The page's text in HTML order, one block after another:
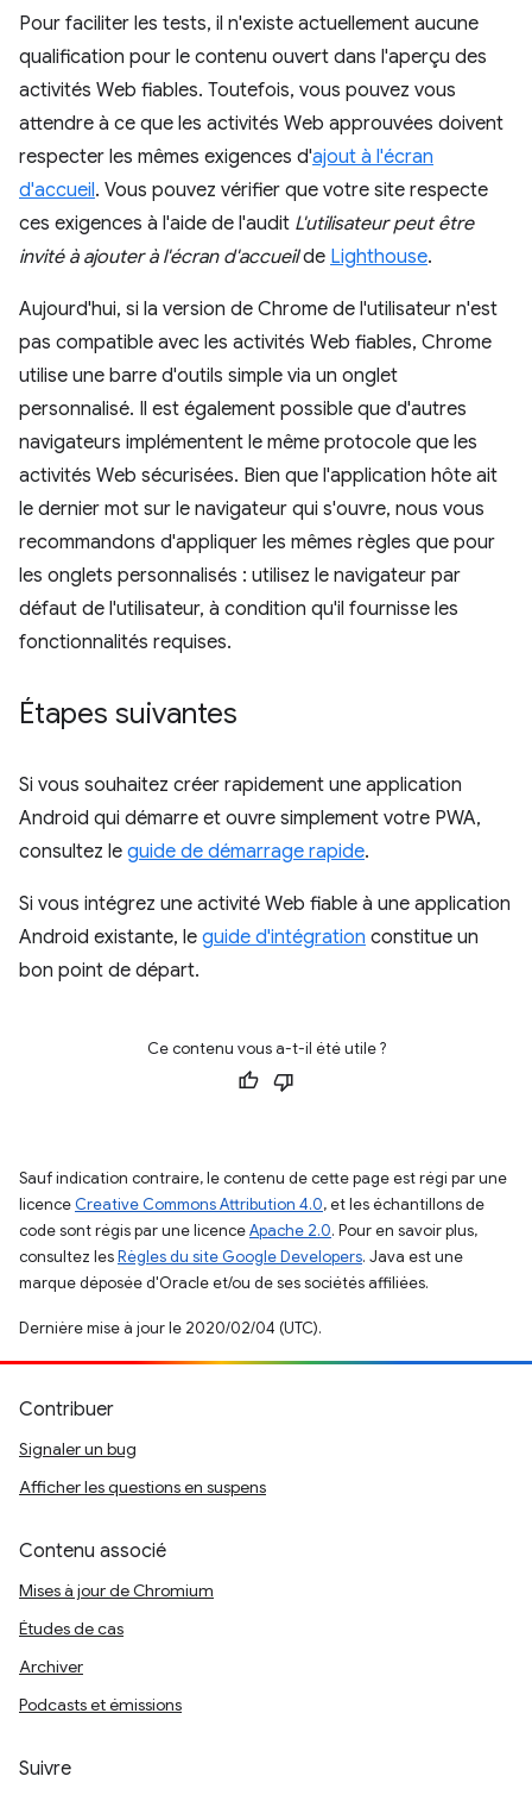
Pour faciliter les tests, il n'existe actuellement aucune
qualification pour le contenu ouvert dans l'aperçu des
activités Web fiables. Toutefois, vous pouvez vous
attendre à ce que les activités Web approuvées doivent
respecter les mêmes exigences d'ajout à l'écran
d'accueil. Vous pouvez vérifier que votre site respecte
ces exigences à l'aide de l'audit L'utilisateur peut être
invité à ajouter à l'écran d'accueilde Lighthouse.
Aujourd'hui, si la version de Chrome de l'utilisateur n'est
pas compatible avec les activités Web fiables, Chrome
utilise une barre d'outils simple via un onglet
personnalisé. Il est également possible que d'autres
navigateurs implémentent le même protocole que les
activités Web sécurisées. Bien que l'application hôte ait
le dernier mot sur le navigateur qui s'ouvre, nous vous
recommandons d'appliquer les mêmes règles que pour
les onglets personnalisés : utilisez le navigateur par
défaut de l'utilisateur, à condition qu'il fournisse les
fonctionnalités requises.
Étapes suivantes
Si vous souhaitez créer rapidement une application
Android qui démarre et ouvre simplement votre PWA,
consultez le guide de démarrage rapide.
Si vous intégrez une activité Web fiable à une application
Android existante, le guide d'intégration constitue un
bon point de départ.
Ce contenu vous a-t-il été utile ?
Sauf indication contraire, le contenu de cette page est régi par une
licence Creative Commons Attribution 4.0, et les échantillons de
code sont régis par une licenceApache 2.0. Pour en savoir plus,
consultez lesRègles du site Google Developers. Java est une
marque déposée d'Oracle et/ou de ses sociétés affiliées.
Dernière mise à jour le 2020/02/04 (UTC).
Contribuer
Signaler un bug
Afficher les questions en suspens
Contenu associé
Mises à jour de Chromium
Études de cas
Archiver
Podcasts et émissions
Suivre